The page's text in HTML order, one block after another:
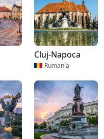
Cluj-Napoca
Rumanía